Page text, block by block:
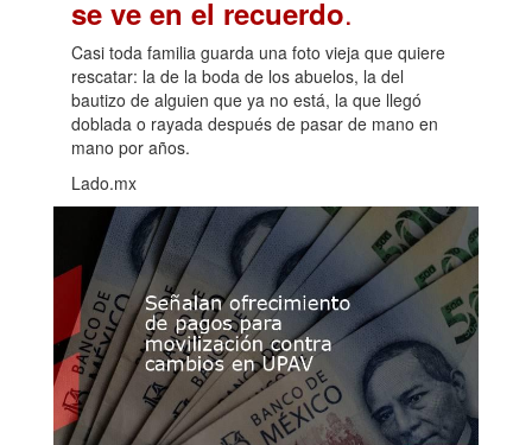
se ve en el recuerdo.
Casi toda familia guarda una foto vieja que quiere
rescatar: la de la boda de los abuelos, la del
bautizo de alguien que ya no está, la que llegó
doblada o rayada después de pasar de mano en
mano por años.
Lado.mx